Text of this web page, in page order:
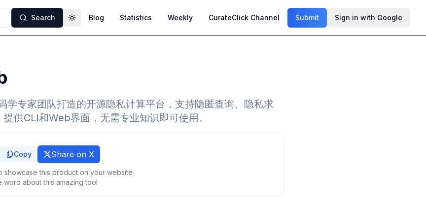
Search Toggle theme
Blog Statistics Weekly CurateClick Channel Submit Sign in with Google
学专家团队打造的开源隐私计算平台，支持隐匿查询、隐私求
供CLI和Web界面，无需专业知识即可使用。
Copy Share on X
showcase this product on your website
word about this amazing tool